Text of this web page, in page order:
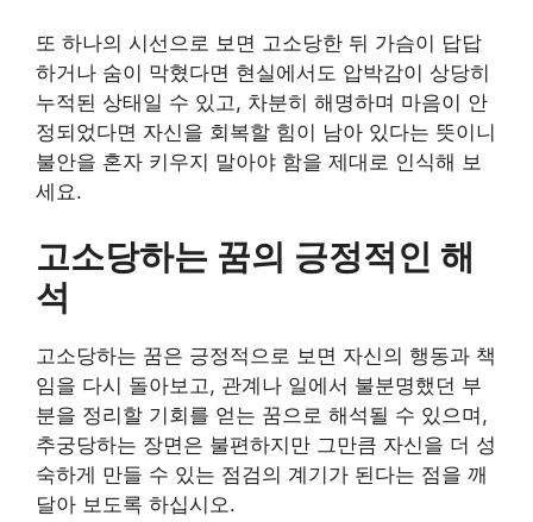
또 하나의 시선으로 보면 고소당한 뒤 가슴이 답답
하거나 숨이 막혔다면 현실에서도 압박감이 상당히
누적된 상태일 수 있고, 차분히 해명하며 마음이 안
정되었다면 자신을 회복할 힘이 남아 있다는 뜻이니
불안을 혼자 키우지 말아야 함을 제대로 인식해 보
세요.
고소당하는 꿈의 긍정적인 해
석
고소당하는 꿈은 긍정적으로 보면 자신의 행동과 책
임을 다시 돌아보고, 관계나 일에서 불분명했던 부
분을 정리할 기회를 얻는 꿈으로 해석될 수 있으며,
추궁당하는 장면은 불편하지만 그만큼 자신을 더 성
숙하게 만들 수 있는 점검의 계기가 된다는 점을 깨
달아 보도록 하십시오.